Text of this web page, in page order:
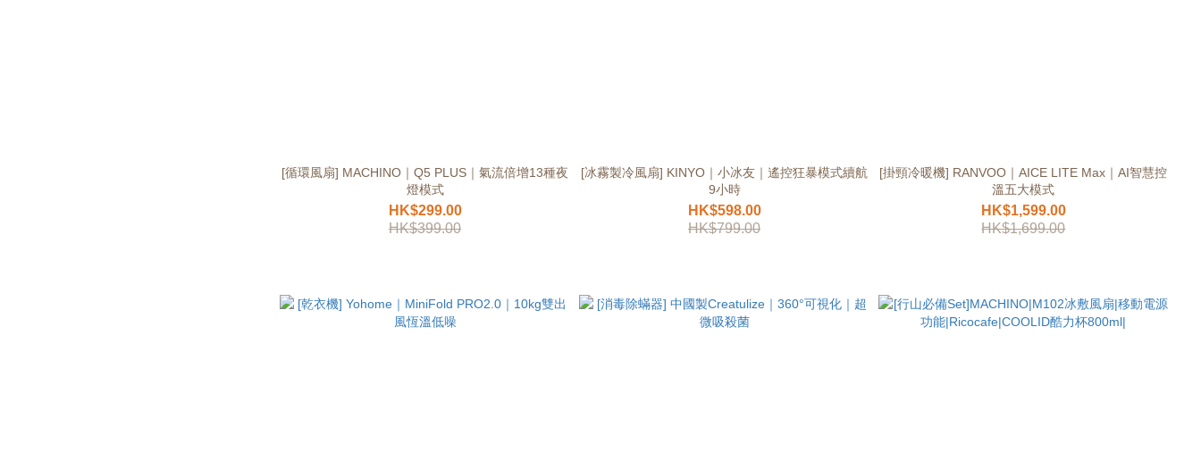
[循環風扇] MACHINO｜Q5 PLUS｜氣流倍增13種夜
燈模式
HK$299.00
HK$399.00
[冰霧製冷風扇] KINYO｜小冰友｜遙控狂暴模式續航
9小時
HK$598.00
HK$799.00
[掛頸冷暖機] RANVOO｜AICE LITE Max｜AI智慧控
溫五大模式
HK$1,599.00
HK$1,699.00